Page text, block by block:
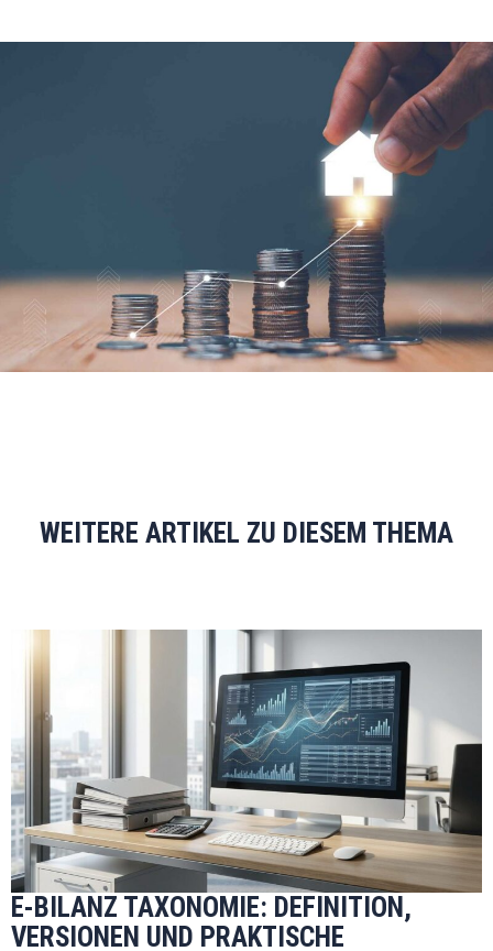
WEITERE ARTIKEL ZU DIESEM THEMA
E-BILANZ TAXONOMIE: DEFINITION,
VERSIONEN UND PRAKTISCHE